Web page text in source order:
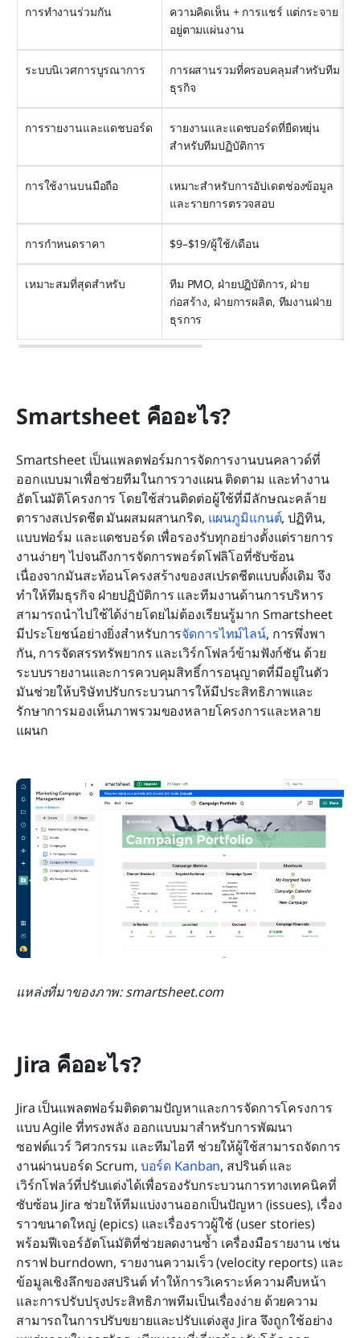
การทำงานร่วมกัน
ความคิดเห็น + การแชร์ แต่กระจาย
อยู่ตามแผ่นงาน
ระบบนิเวศการบูรณาการ
การผสานรวมที่ครอบคลุมสำหรับทีม
ธุรกิจ
การรายงานและแดชบอร์ด
รายงานและแดชบอร์ดที่ยืดหยุ่น
สำหรับทีมปฏิบัติการ
การใช้งานบนมือถือ
เหมาะสำหรับการอัปเดตช่องข้อมูล
และรายการตรวจสอบ
การกำหนดราคา $9–$19/ผู้ใช้/เดือน
เหมาะสมที่สุดสำหรับ
ทีม PMO, ฝ่ายปฏิบัติการ, ฝ่าย
ก่อสร้าง, ฝ่ายการผลิต, ทีมงานฝ่าย
ธุรการ
Smartsheet คืออะไร?
Smartsheet เป็นแพลตฟอร์มการจัดการงานบนคลาวด์ที่
ออกแบบมาเพื่อช่วยทีมในการวางแผน ติดตาม และทำงาน
อัตโนมัติโครงการ โดยใช้ส่วนติดต่อผู้ใช้ที่มีลักษณะคล้าย
ตารางสเปรดชีต มันผสมผสานกริด, แผนภูมิแกนต์, ปฏิทิน,
แบบฟอร์ม และแดชบอร์ด เพื่อรองรับทุกอย่างตั้งแต่รายการ
งานง่ายๆ ไปจนถึงการจัดการพอร์ตโฟลิโอที่ซับซ้อน
เนื่องจากมันสะท้อนโครงสร้างของสเปรดชีตแบบดั้งเดิม จึง
ทำให้ทีมธุรกิจ ฝ่ายปฏิบัติการ และทีมงานด้านการบริหาร
สามารถนำไปใช้ได้ง่ายโดยไม่ต้องเรียนรู้มาก Smartsheet
มีประโยชน์อย่างยิ่งสำหรับการจัดการไทม์ไลน์, การพึ่งพา
กัน, การจัดสรรทรัพยากร และเวิร์กโฟลว์ข้ามฟังก์ชัน ด้วย
ระบบรายงานและการควบคุมสิทธิ์การอนุญาตที่มีอยู่ในตัว
มันช่วยให้บริษัทปรับกระบวนการให้มีประสิทธิภาพและ
รักษาการมองเห็นภาพรวมของหลายโครงการและหลาย
แผนก
แหล่งที่มาของภาพ: smartsheet.com
Jira คืออะไร?
Jira เป็นแพลตฟอร์มติดตามปัญหาและการจัดการโครงการ
แบบ Agile ที่ทรงพลัง ออกแบบมาสำหรับการพัฒนา
ซอฟต์แวร์ วิศวกรรม และทีมไอที ช่วยให้ผู้ใช้สามารถจัดการ
งานผ่านบอร์ด Scrum, บอร์ด Kanban, สปรินต์ และ
เวิร์กโฟลว์ที่ปรับแต่งได้เพื่อรองรับกระบวนการทางเทคนิคที่
ซับซ้อน Jira ช่วยให้ทีมแบ่งงานออกเป็นปัญหา (issues), เรื่อง
ราวขนาดใหญ่ (epics) และเรื่องราวผู้ใช้ (user stories)
พร้อมฟีเจอร์อัตโนมัติที่ช่วยลดงานซ้ำ เครื่องมือรายงาน เช่น
กราฟ burndown, รายงานความเร็ว (velocity reports) และ
ข้อมูลเชิงลึกของสปรินต์ ทำให้การวิเคราะห์ความคืบหน้า
และการปรับปรุงประสิทธิภาพทีมเป็นเรื่องง่าย ด้วยความ
สามารถในการปรับขยายและปรับแต่งสูง Jira จึงถูกใช้อย่าง